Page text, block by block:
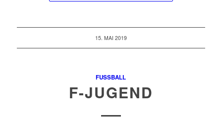
15. MAI 2019
FUSSBALL
F-JUGEND